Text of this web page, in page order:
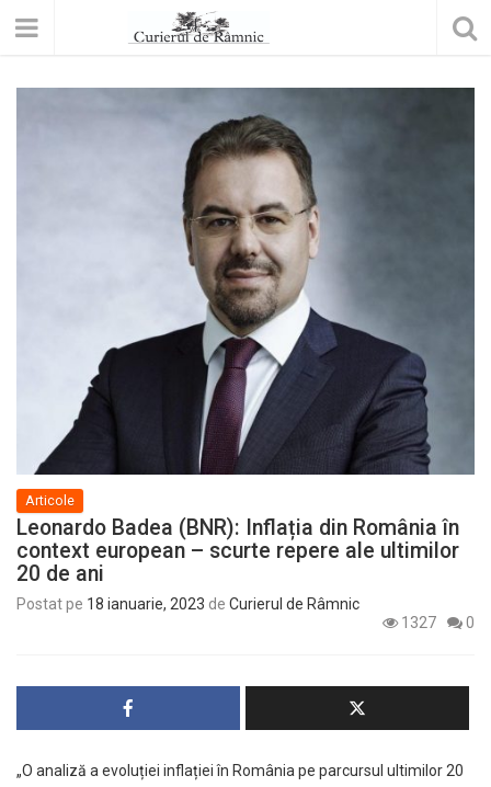
Articole
Leonardo Badea (BNR): Inflația din România în
context european – scurte repere ale ultimilor
20 de ani
Postat pe 18 ianuarie, 2023 de Curierul de Râmnic
1327
0
„O analiză a evoluției inflației în România pe parcursul ultimilor 20